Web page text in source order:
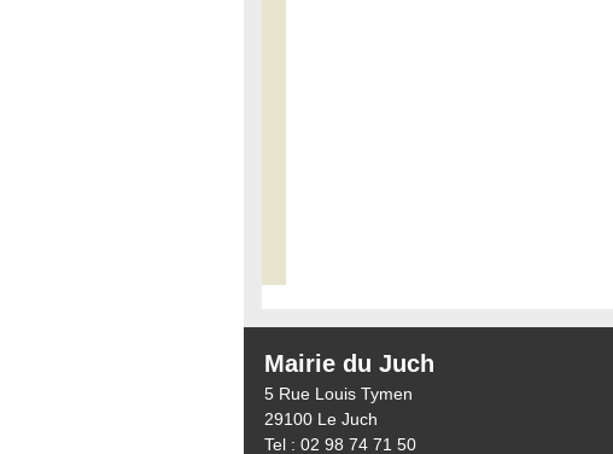
Mairie du Juch
5 Rue Louis Tymen
29100 Le Juch
Tel : 02 98 74 71 50